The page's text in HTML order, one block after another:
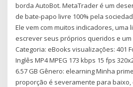
borda AutoBot. MetaTrader é um
de bate-papo livre 100% pela
Ele vem com muitos indicadores, uma
escrever seus próprios queridos e um
Categoria: eBooks visualizações: 401
Inglês MP4 MPEG 173 kbps 15 fps
6.57 GB Gênero: elearning Minha
proporção é severamente para